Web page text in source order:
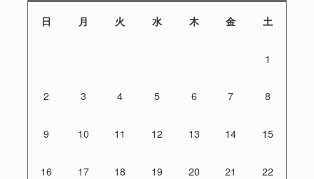
日 月 火 水 木 金 土
1
2 3 4 5 6 7 8
9 10 11 12 13 14 15
16 17 18 19 20 21 22